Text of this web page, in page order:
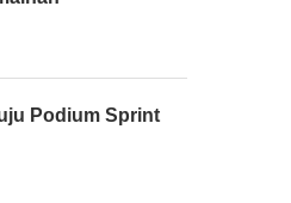
Podium Sprint